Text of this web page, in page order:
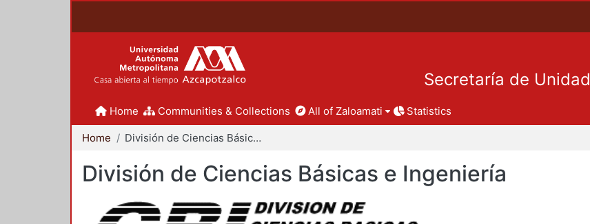
Secretaría de Unidad
Home Communities & Collections All of Zaloamati Statistics
Home División de Ciencias Básicas e Ingeniería
División de Ciencias Básicas e Ingeniería